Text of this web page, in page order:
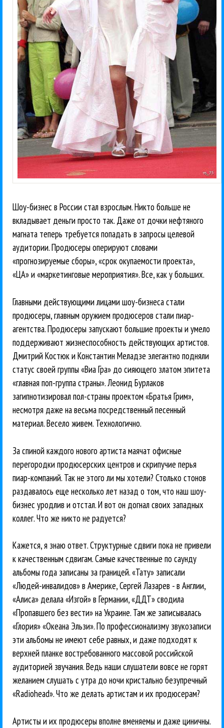
Шоу-бизнес в России стал взрослым. Никто больше не
вкладывает деньги просто так. Даже от дочки нефтяного
магната теперь требуется попадать в запросы целевой
аудитории. Продюсеры оперируют словами
«прогнозируемые сборы», «срок окупаемости проекта»,
«ЦА» и «маркетинговые мероприятия». Все, как у больших.
Главными действующими лицами шоу-бизнеса стали
продюсеры, главным оружием продюсеров стали пиар-
агентства. Продюсеры запускают большие проекты и умело
поддерживают жизнеспособность действующих артистов.
Дмитрий Костюк и Константин Меладзе элегантно подняли
статус своей группы «Виа Гра» до сияющего златом эпитета
«главная поп-группа страны». Леонид Бурлаков
загипнотизировал пол-страны проектом «Братья Грим»,
несмотря даже на весьма посредственный песенный
материал. Весело живем. Технологично.
За спиной каждого нового артиста маячат офисные
перегородки продюсерских центров и скрипучие перья
пиар-компаний. Так не этого ли мы хотели? Столько стонов
раздавалось еще несколько лет назад о том, что наш шоу-
бизнес уродлив и отстал. И вот он догнал своих западных
коллег. Что же никто не радуется?
Кажется, я знаю ответ. Структурные сдвиги пока не привели
к качественным сдвигам. Самые качественные по саунду
альбомы года записаны за границей. «Тату» записали
«Людей-инвалидов» в Америке, Сергей Лазарев - в Англии,
«Алиса» делала «Изгой» в Германии, «ДДТ» сводила
«Пропавшего без вести» на Украине. Там же записывалась
«Глория» «Океана Эльзи». По профессионализму звукозаписи
эти альбомы не имеют себе равных, и даже подходят к
верхней планке востребованного массовой российской
аудиторией звучания. Ведь наши слушатели вовсе не горят
желанием слушать с утра до ночи кристально безупречный
«Radiohead». Что же делать артистам и их продюсерам?
Артисты и их продюсеры вполне вменяемы и даже циничны.